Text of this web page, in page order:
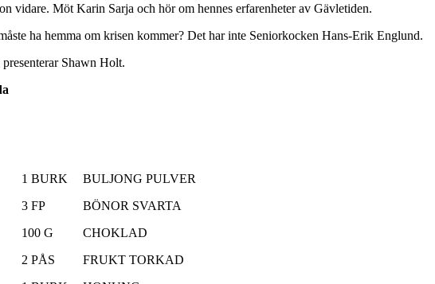
vidare. Möt Karin Sarja och hör om hennes erfarenheter av Gävletiden.
ha hemma om krisen kommer? Det har inte Seniorkocken Hans-Erik Englund.
Shawn Holt.
1 BURK
BULJONG PULVER
3 FP
BÖNOR SVARTA
100 G
CHOKLAD
2 PÅS
FRUKT TORKAD